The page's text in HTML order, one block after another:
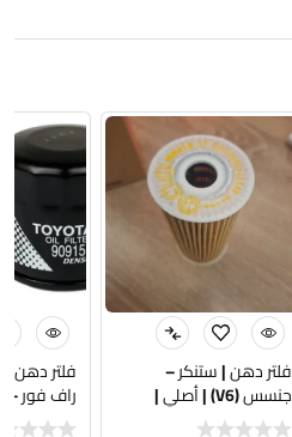
فلتر دهن | ستنكر –
جنسس (V6) | أصلي |
26320-3LTA0
فلتر دهن
راف فور –